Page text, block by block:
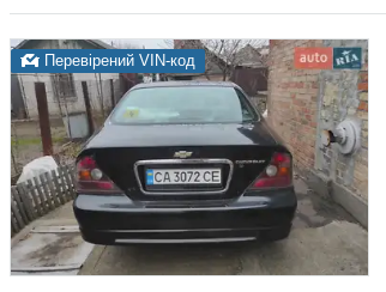
Перевірений VIN-код